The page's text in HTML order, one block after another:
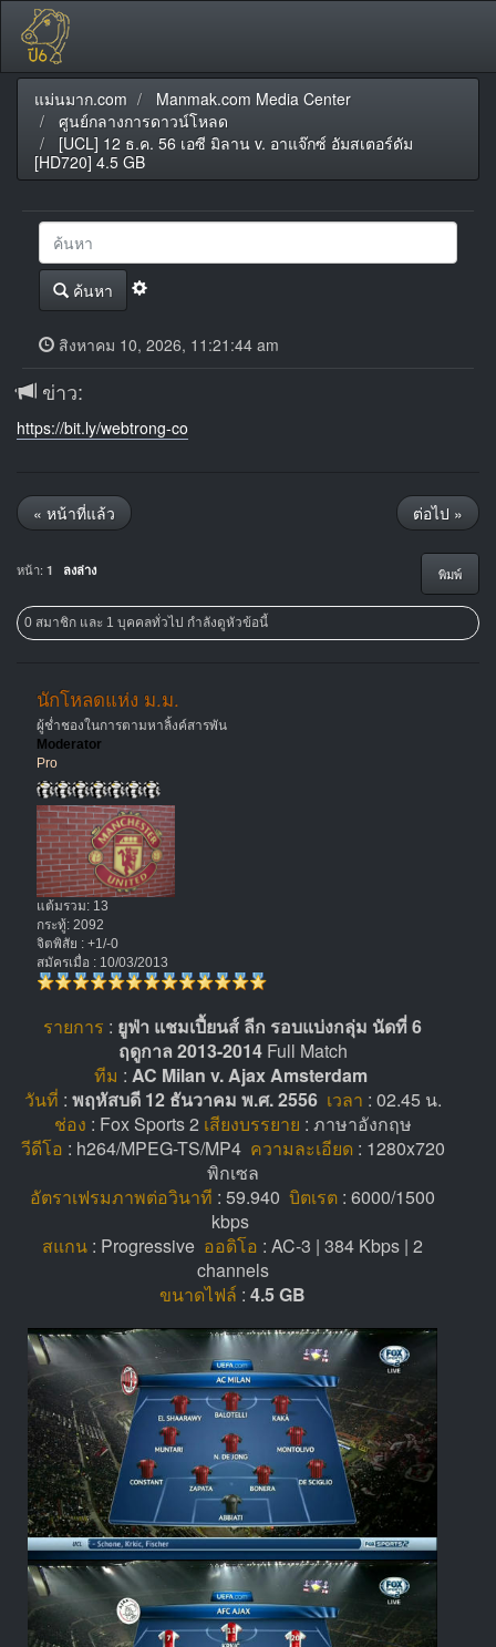
แม่นมาก.com
Manmak.com Media Center
ศูนย์กลางการดาวน์โหลด
[UCL] 12 ธ.ค. 56 เอซี มิลาน v. อาแจ๊กซ์ อัมสเตอร์ดัม
[HD720] 4.5 GB
ค้นหา
สิงหาคม 10, 2026, 11:21:44 am
ข่าว:
https://bit.ly/webtrong-co
« หน้าที่แล้ว ต่อไป »
พิมพ์
หน้า: 1 ลงล่าง
0 สมาชิก และ 1 บุคคลทั่วไป กำลังดูหัวข้อนี้
นักโหลดแห่ง ม.ม.
ผู้ช่ำชองในการตามหาลิ้งค์สารพัน
Moderator
Pro
แต้มรวม: 13
กระทู้: 2092
จิตพิสัย : +1/-0
สมัครเมื่อ : 10/03/2013
รายการ : ยูฟ่า แชมเปี้ยนส์ ลีก รอบแบ่งกลุ่ม นัดที่ 6
ฤดูกาล 2013-2014Full Match
ทีม : AC Milan v. Ajax Amsterdam
วันที่ : พฤหัสบดี 12 ธันวาคม พ.ศ. 2556 เวลา : 02.45 น.
ช่อง : Fox Sports 2 เสียงบรรยาย : ภาษาอังกฤษ
วีดีโอ : h264/MPEG-TS/MP4 ความละเอียด : 1280x720
พิกเซล
อัตราเฟรมภาพต่อวินาที : 59.940 บิตเรต : 6000/1500
kbps
สแกน : Progressive ออดิโอ : AC-3 | 384 Kbps | 2
channels
ขนาดไฟล์ : 4.5 GB